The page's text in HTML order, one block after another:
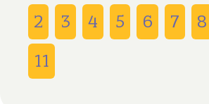
2 3 4 5 6 7 8
11